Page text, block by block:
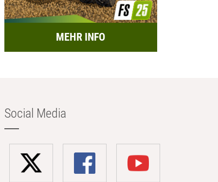
MEHR INFO
Social Media